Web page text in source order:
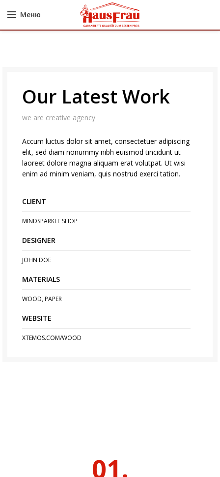
Меню
Our Latest Work
we are creative agency
Accum luctus dolor sit amet, consectetuer adipiscing
elit, sed diam nonummy nibh euismod tincidunt ut
laoreet dolore magna aliquam erat volutpat. Ut wisi
enim ad minim veniam, quis nostrud exerci tation.
CLIENT
MINDSPARKLE SHOP
DESIGNER
JOHN DOE
MATERIALS
WOOD, PAPER
WEBSITE
XTEMOS.COM/WOOD
01.